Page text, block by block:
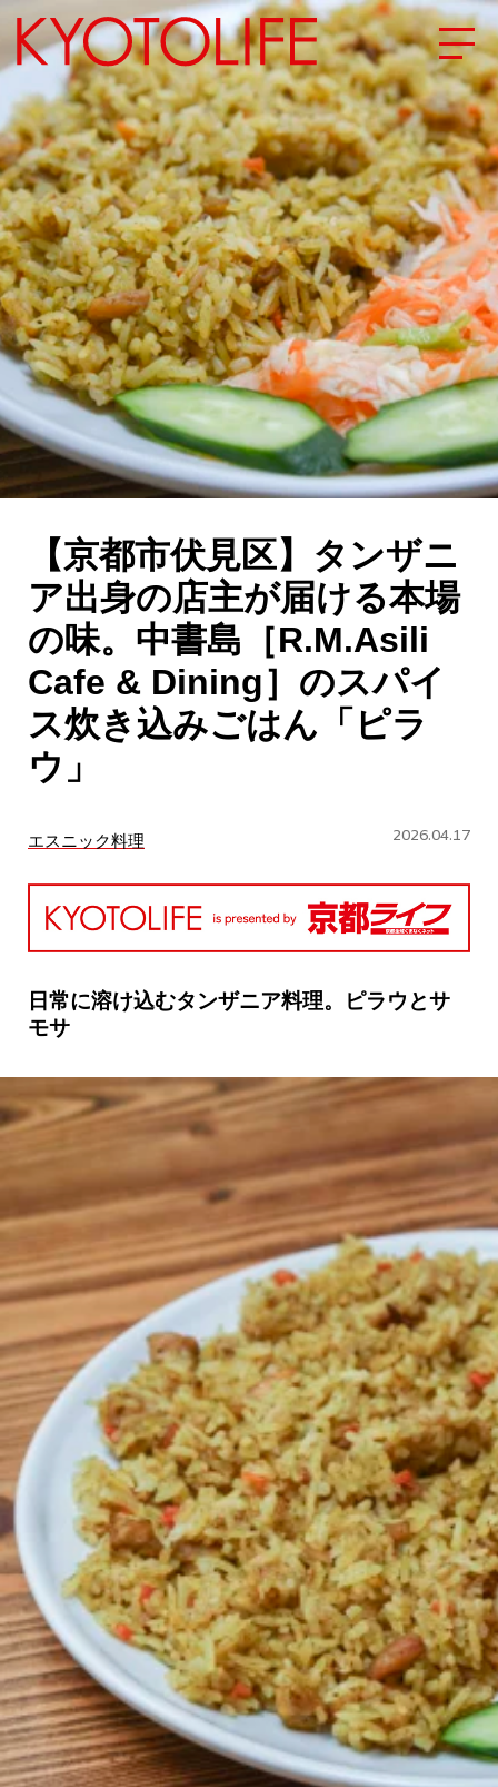
エリアから探す
地図から探す
カテゴリーから探す
SPECIAL
NEW OPEN
SERIES
CULTURE
ABOUT US
Instagram
チケットプレゼント応募
MAIN MENU
SERIES
カレーが好き
私と店のはなし
今月の京みやげ
京都の書店
CULTURE
すべて
関西で開催。
おすすめの展覧会
おすすめの映画
誠光社で選びました。
おすすめの本
紹介します。
おすすめのイベント
【京都市伏見区】タンザニ
ア出身の店主が届ける本場
の味。中書島［R.M.Asili
Cafe & Dining］のスパイ
ス炊き込みごはん「ピラ
ウ」
エスニック料理 2026.04.17
日常に溶け込むタンザニア料理。ピラウとサ
モサ